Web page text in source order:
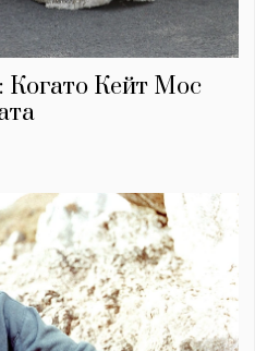
Когато Кейт Мос